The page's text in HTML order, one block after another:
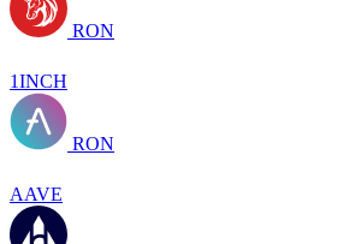
RON
1INCH
RON
AAVE